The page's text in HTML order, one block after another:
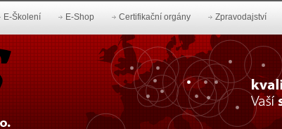
E-Školení E-Shop Certifikační orgány Zpravodajství